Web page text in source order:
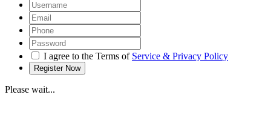
I agree to the Terms of Service & Privacy Policy
Please wait...